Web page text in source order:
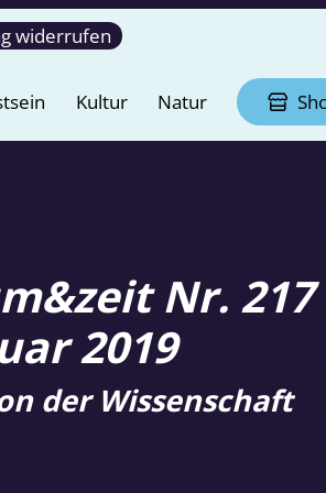
widerrufen
Kultur Natur
Nr. 217
2019
der Wissenschaft